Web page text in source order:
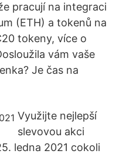
pracují na integraci
(ETH) a tokenů na
tokeny, více o
vám vaše
Je čas na
Využijte nejlepší
slevovou akci
ledna 2021 cokoli